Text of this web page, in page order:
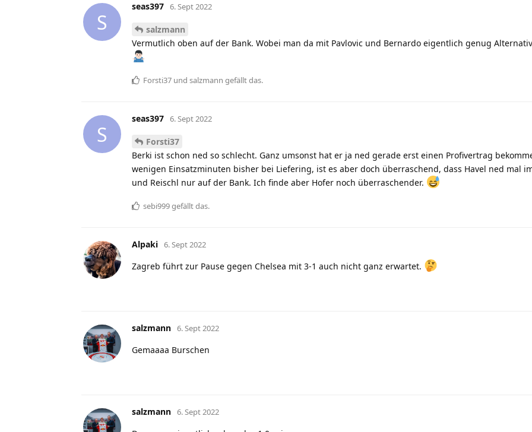
S
seas397 6. Sept 2022
salzmann
Vermutlich oben auf der Bank. Wobei man da mit Pavlovic und Bernardo eigentlich genug
Forsti37 und salzmann gefällt das.
S
seas397 6. Sept 2022
Forsti37
Berki ist schon ned so schlecht. Ganz umsonst hat er ja ned gerade erst einen Profivertrag
wenigen Einsatzminuten bisher bei Liefering, ist es aber doch überraschend, dass Havel ned mal
und Reischl nur auf der Bank. Ich finde aber Hofer noch überraschender.
sebi999gefällt das.
Alpaki 6. Sept 2022
Zagreb führt zur Pause gegen Chelsea mit 3-1 auch nicht ganz erwartet.
salzmann 6. Sept 2022
Gemaaaa Burschen
salzmann 6. Sept 2022